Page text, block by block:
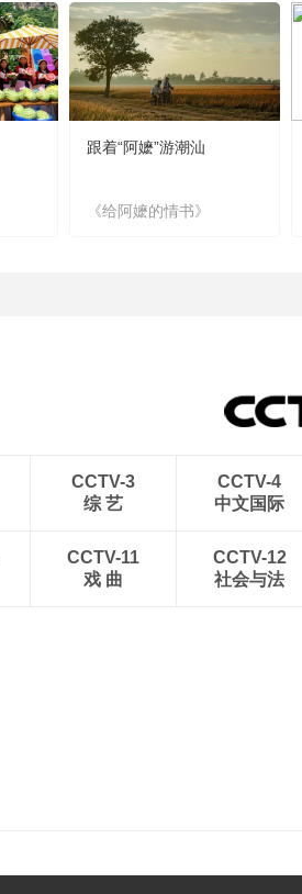
跟着“阿嬷”游潮汕
《给阿嬷的情书》
CCTV-3
综 艺
CCTV-4
中文国际
CCTV-11
戏 曲
CCTV-12
社会与法